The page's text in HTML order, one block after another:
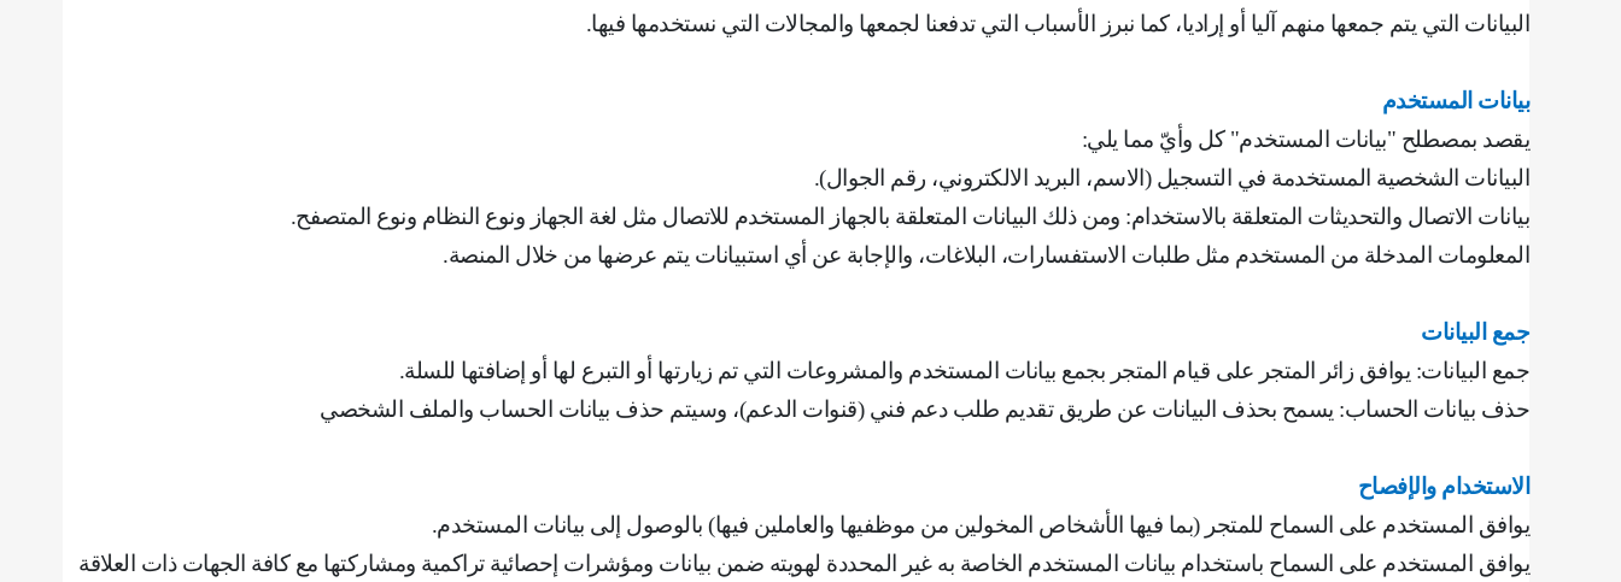
البيانات التي يتم جمعها منهم آليا أو إراديا، كما نبرز الأسباب التي تدفعنا لجمعها والمجالات التي نستخدمها فيها.
بيانات المستخدم
يقصد بمصطلح "بيانات المستخدم" كل وأيّ مما يلي:
‌البيانات الشخصية المستخدمة في التسجيل (الاسم، البريد الالكتروني، رقم الجوال).
بيانات الاتصال والتحديثات المتعلقة بالاستخدام: ومن ذلك البيانات المتعلقة بالجهاز المستخدم للاتصال مثل لغة الجهاز ونوع النظام ونوع المتصفح.
‌المعلومات المدخلة من المستخدم مثل طلبات الاستفسارات، البلاغات، والإجابة عن أي استبيانات يتم عرضها من خلال المنصة.
جمع البيانات
جمع البيانات: يوافق زائر المتجر على قيام المتجر بجمع بيانات المستخدم والمشروعات التي تم زيارتها أو التبرع لها أو إضافتها للسلة.
حذف بيانات الحساب: يسمح بحذف البيانات عن طريق تقديم طلب دعم فني (قنوات الدعم)، وسيتم حذف بيانات الحساب والملف الشخصي
الاستخدام والإفصاح
يوافق المستخدم على السماح للمتجر (بما فيها الأشخاص المخولين من موظفيها والعاملين فيها) بالوصول إلى بيانات المستخدم.
يوافق المستخدم على السماح باستخدام بيانات المستخدم الخاصة به غير المحددة لهويته ضمن بيانات ومؤشرات إحصائية تراكمية ومشاركتها مع كافة الجهات ذات العلاقة